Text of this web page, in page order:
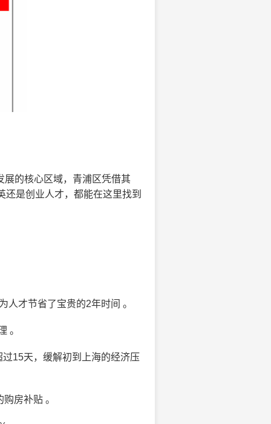
展的核心区域，青浦区凭借其
是创业人才，都能在这里找到
人才节省了宝贵的2年时间 。
。
15天，缓解初到上海的经济压
房补贴 。